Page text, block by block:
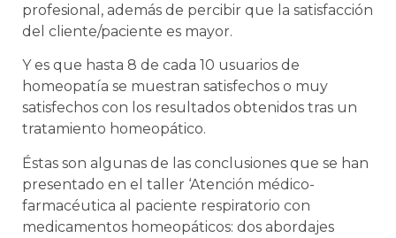
profesional, además de percibir que la satisfacción
del cliente/paciente es mayor.
Y es que hasta 8 de cada 10 usuarios de
homeopatía se muestran satisfechos o muy
satisfechos con los resultados obtenidos tras un
tratamiento homeopático.
Éstas son algunas de las conclusiones que se han
presentado en el taller ‘Atención médico-
farmacéutica al paciente respiratorio con
medicamentos homeopáticos: dos abordajes